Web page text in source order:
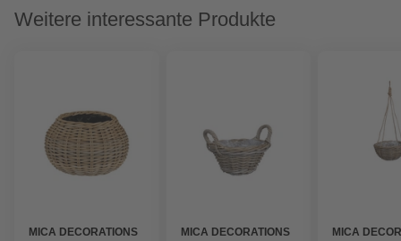
Weitere interessante Produkte
MICA DECORATIONS
MICA DECORATIONS
MICA